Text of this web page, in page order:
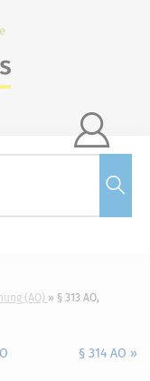

(AO)
§ 313 AO,
§ 314 AO »